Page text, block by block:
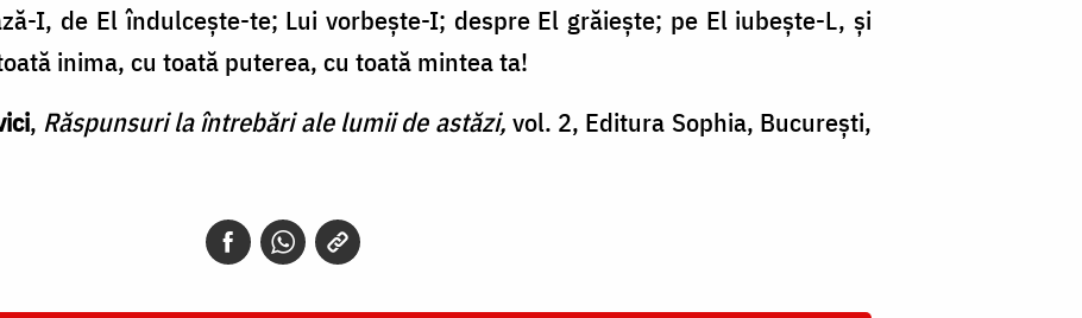
I, de El îndulceşte-te; Lui vorbeşte-I; despre El grăieşte; pe El iubeşte-L, şi
inima, cu toată puterea, cu toată mintea ta!
, Răspunsuri la întrebări ale lumii de astăzi, vol. 2, Editura Sophia, Bucureşti,